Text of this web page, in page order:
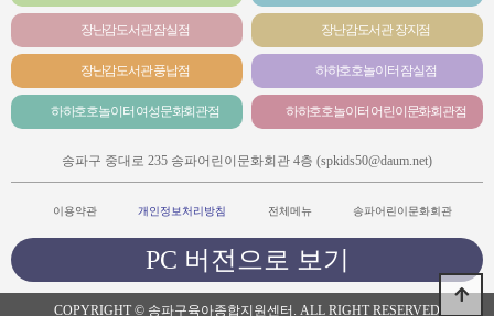
장난감도서관 잠실점 장난감도서관 장지점
장난감도서관 풍납점 하하호호놀이터 잠실점
하하호호놀이터 여성문화회관점 하하호호놀이터 어린이문화회관점
송파구 중대로 235 송파어린이문화회관 4층 (spkids50@daum.net)
이용약관 개인정보처리방침 전체메뉴 송파어린이문화회관
PC 버전으로 보기
COPYRIGHT © 송파구육아종합지원센터. ALL RIGHT RESERVED